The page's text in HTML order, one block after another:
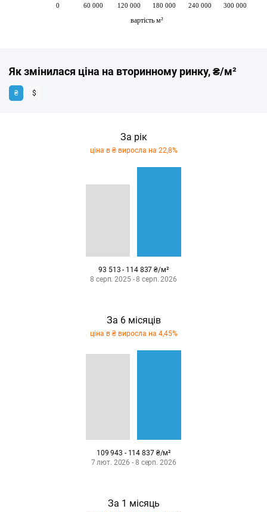
0 60 000 120 000 180 000 240 000 300 000
вартість м²
Як змінилася ціна на вторинному ринку, ₴/м²
₴ $
За рік
ціна в ₴ виросла на 22,8%
93 513 - 114 837 ₴/м²
8 серп. 2025 - 8 серп. 2026
За 6 місяців
ціна в ₴ виросла на 4,45%
109 943 - 114 837 ₴/м²
7 лют. 2026 - 8 серп. 2026
За 1 місяць